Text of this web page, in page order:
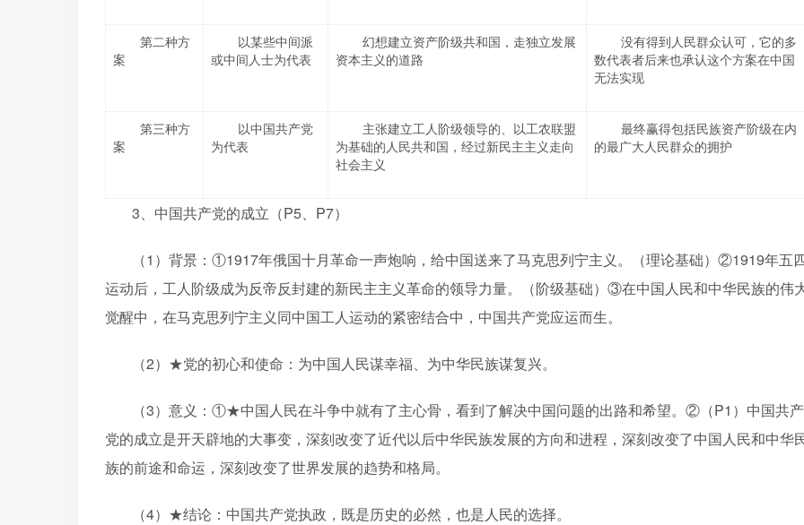
第二种方
案
以某些中间派
或中间人士为代表
幻想建立资产阶级共和国，走独立发展
资本主义的道路
没有得到人民群众认可，它的多
数代表者后来也承认这个方案在中国
无法实现
第三种方
案
以中国共产党
为代表
主张建立工人阶级领导的、以工农联盟
为基础的人民共和国，经过新民主主义走向
社会主义
最终赢得包括民族资产阶级在内
的最广大人民群众的拥护
3、中国共产党的成立（P5、P7）
（1）背景：①1917年俄国十月革命一声炮响，给中国送来了马克思列宁主义。（理论基础）②1919年五
运动后，工人阶级成为反帝反封建的新民主主义革命的领导力量。（阶级基础）③在中国人民和中华民族的伟
觉醒中，在马克思列宁主义同中国工人运动的紧密结合中，中国共产党应运而生。
（2）★党的初心和使命：为中国人民谋幸福、为中华民族谋复兴。
（3）意义：①★中国人民在斗争中就有了主心骨，看到了解决中国问题的出路和希望。②（P1）中国共产
党的成立是开天辟地的大事变，深刻改变了近代以后中华民族发展的方向和进程，深刻改变了中国人民和中华
族的前途和命运，深刻改变了世界发展的趋势和格局。
（4）★结论：中国共产党执政，既是历史的必然，也是人民的选择。